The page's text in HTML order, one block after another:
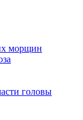
морщин
головы